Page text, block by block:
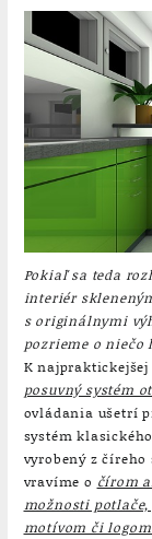
Pokiaľ sa teda
interiér
s originálnymi
pozrieme o niečo
K
posuvný systém
ovládania ušetrí
systém
vyrobený z
vravíme o čírom
možnosti
motívom či